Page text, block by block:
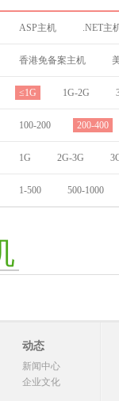
ASP主机 .NET主
香港免备案主机
≤1G 1G-2G
100-200 200-400
1G 2G-3G
1-500 500-1000
动态
新闻中心
企业文化